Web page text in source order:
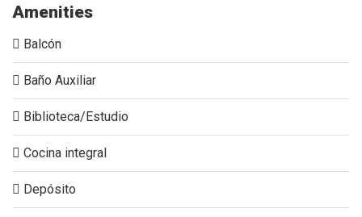
Amenities
Balcón
Baño Auxiliar
Biblioteca/Estudio
Cocina integral
Depósito